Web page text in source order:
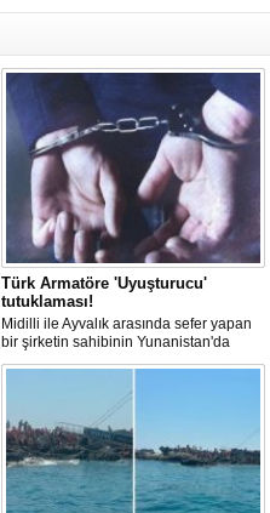
Türk Armatöre 'Uyuşturucu'
tutuklaması!
Midilli ile Ayvalık arasında sefer yapan
bir şirketin sahibinin Yunanistan'da
tutuklandığı bildirildi.